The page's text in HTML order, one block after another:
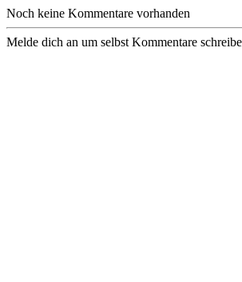
Noch keine Kommentare vorhanden
Melde dich an um selbst Kommentare